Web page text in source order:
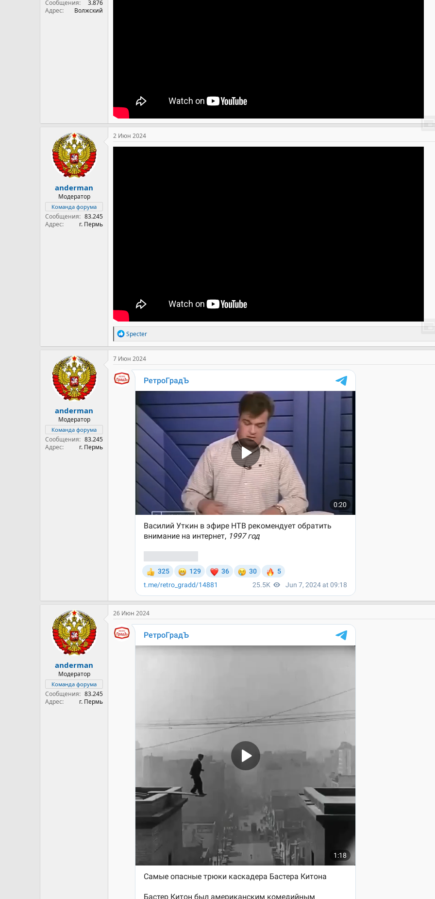
Сообщения
3.876
Адрес
Волжский
anderman
Модератор
Команда форума
Сообщения
83.245
Адрес
г. Пермь
2 Июн 2024
Р
е
а
к
и
и
Specter
anderman
Модератор
Команда форума
Сообщения
83.245
Адрес
г. Пермь
7 Июн 2024
anderman
Модератор
Команда форума
Сообщения
83.245
Адрес
г. Пермь
26 Июн 2024